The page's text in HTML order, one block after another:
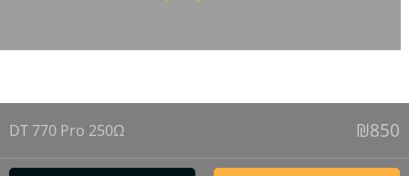
₪850
DT 770 Pro 250Ω